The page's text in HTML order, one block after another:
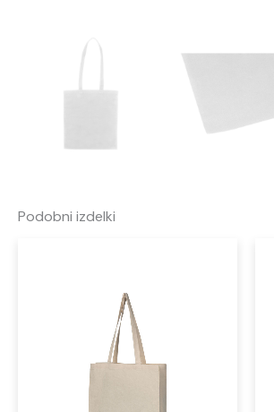
Podobni izdelki